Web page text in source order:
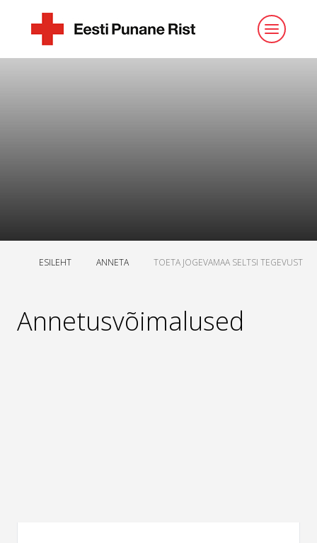
ESILEHT ANNETA TOETA JOGEVAMAA SELTSI TEGEVUST
Annetusvõimalused